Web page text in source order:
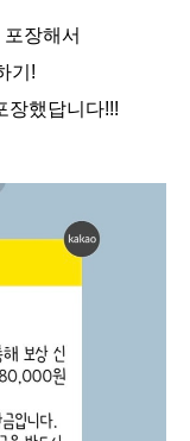
장해서
기!
장했답니다!!!